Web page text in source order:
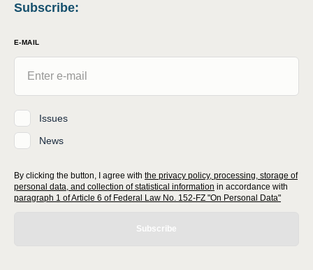
Subscribe:
E-MAIL
Issues
News
By clicking the button, I agree with the privacy policy, processing, storage of
personal data, and collection of statistical information in accordance with
paragraph 1 of Article 6 of Federal Law No. 152-FZ "On Personal Data"
Subscribe